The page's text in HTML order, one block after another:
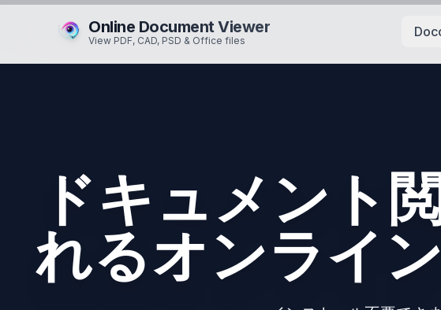
Online Document Viewer
View PDF, CAD, PSD & Office files
ドキュメント
れるオンライ